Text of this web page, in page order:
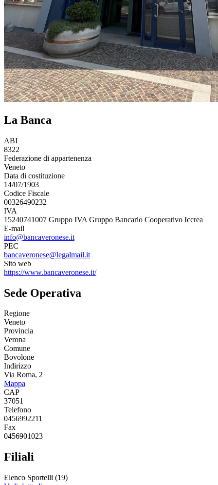
La Banca
ABI
8322
Federazione di appartenenza
Veneto
Data di costituzione
14/07/1903
Codice Fiscale
00326490232
IVA
15240741007 Gruppo IVA Gruppo Bancario Cooperativo Iccrea
E-mail
info@bancaveronese.it
PEC
bancaveronese@legalmail.it
Sito web
https://www.bancaveronese.it/
Sede Operativa
Regione
Veneto
Provincia
Verona
Comune
Bovolone
Indirizzo
Via Roma, 2
Mappa
CAP
37051
Telefono
0456992211
Fax
0456901023
Filiali
Elenco Sportelli (19)